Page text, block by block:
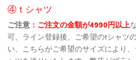
④ｔシャツ
ご注意： ご注文の金額が4990円以上
可、ライン登録後、ご希望のtシャツ
い、こちらがご希望のサイズにより